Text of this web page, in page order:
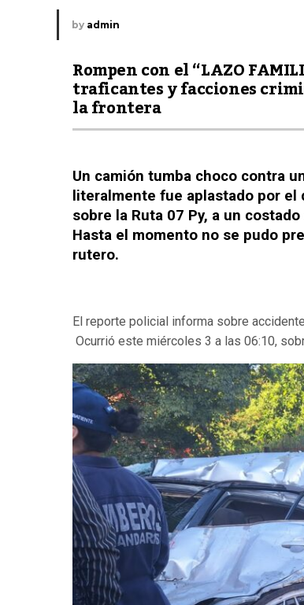
by admin
Rompen con el “LAZO
traficantes y facciones
la frontera
Un camión tumba choco contra
literalmente fue aplastado por
sobre la Ruta 07 Py, a un
Hasta el momento no se pudo
rutero.
El reporte policial informa sobre
Ocurrió este miércoles 3 a las 06:10,